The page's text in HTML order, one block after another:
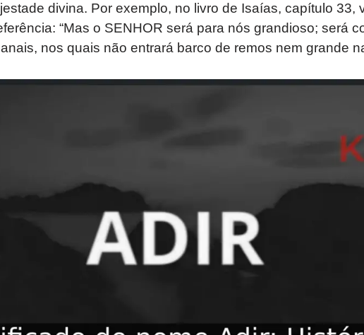
divina. Por exemplo, no livro de Isaías, capítulo 33,
“Mas o SENHOR será para nós grandioso; será
nos quais não entrará barco de remos nem grande